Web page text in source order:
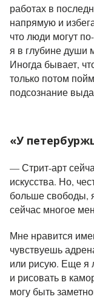
работах в
напрямую и
что люди могут
я в глубине души
Иногда бывает,
только потом
подсознание
«У
— Стрит-арт
искусства. Но,
больше свободы,
сейчас многое
Мне нравится
чувствуешь
или рисую. Еще я
и рисовать в
могу быть